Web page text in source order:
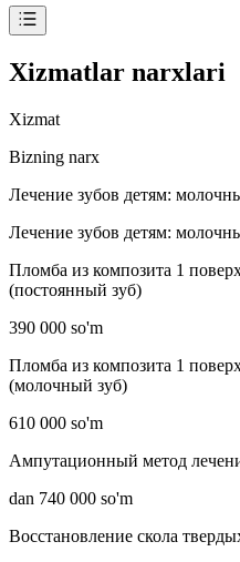
Xizmatlar narxlari
Xizmat
Bizning narx
Лечение зубов детям:
Лечение зубов детям:
Пломба из композита 1
(постоянный зуб)
390 000 so'm
Пломба из композита 1
(молочный зуб)
610 000 so'm
Ампутационный метод
dan 740 000 so'm
Восстановление скола